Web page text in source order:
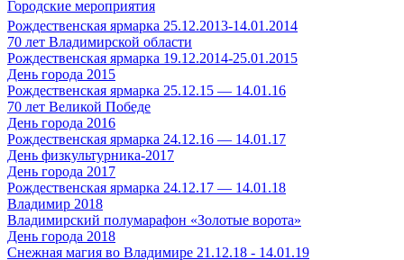
Городские мероприятия
Рождественская ярмарка 25.12.2013-14.01.2014
70 лет Владимирской области
Рождественская ярмарка 19.12.2014-25.01.2015
День города 2015
Рождественская ярмарка 25.12.15 — 14.01.16
70 лет Великой Победе
День города 2016
Рождественская ярмарка 24.12.16 — 14.01.17
День физкультурника-2017
День города 2017
Рождественская ярмарка 24.12.17 — 14.01.18
Владимир 2018
Владимирский полумарафон «Золотые ворота»
День города 2018
Снежная магия во Владимире 21.12.18 - 14.01.19